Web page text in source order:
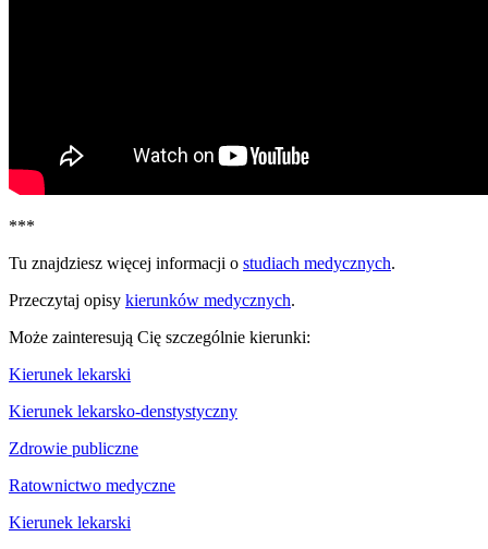
***
Tu znajdziesz więcej informacji o studiach medycznych.
Przeczytaj opisy kierunków medycznych.
Może zainteresują Cię szczególnie kierunki:
Kierunek lekarski
Kierunek lekarsko-denstystyczny
Zdrowie publiczne
Ratownictwo medyczne
Kierunek lekarski